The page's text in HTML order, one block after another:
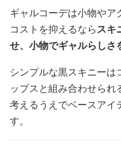
ギャルコーデは小物やア
コストを抑えるならスキ
せ、小物でギャルらしさ
シンプルな黒スキニーは
ップスと組み合わせら
考えるうえでベースアイ
す。